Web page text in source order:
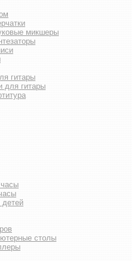
микшеры
гитары
для гитары
столы